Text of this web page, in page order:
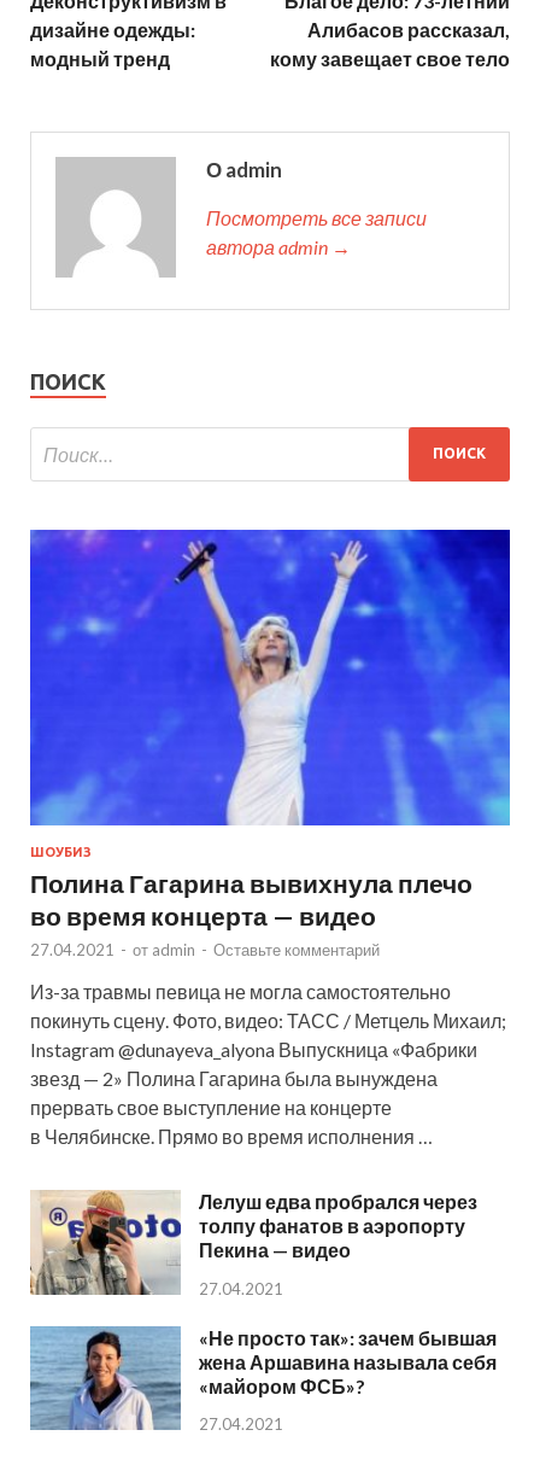
дизайне одежды:
модный тренд
Алибасов рассказал,
кому завещает свое тело
О admin
Посмотреть все записи
автора admin →
ПОИСК
ШОУБИЗ
Полина Гагарина вывихнула плечо
во время концерта — видео
27.04.2021 - от admin - Оставьте комментарий
Из-за травмы певица не могла самостоятельно
покинуть сцену. Фото, видео: ТАСС / Метцель Михаил;
Instagram @dunayeva_alyona Выпускница «Фабрики
звезд — 2» Полина Гагарина была вынуждена
прервать свое выступление на концерте
в Челябинске. Прямо во время исполнения …
Лелуш едва пробрался через
толпу фанатов в аэропорту
Пекина — видео
27.04.2021
«Не просто так»: зачем бывшая
жена Аршавина называла себя
«майором ФСБ»?
27.04.2021